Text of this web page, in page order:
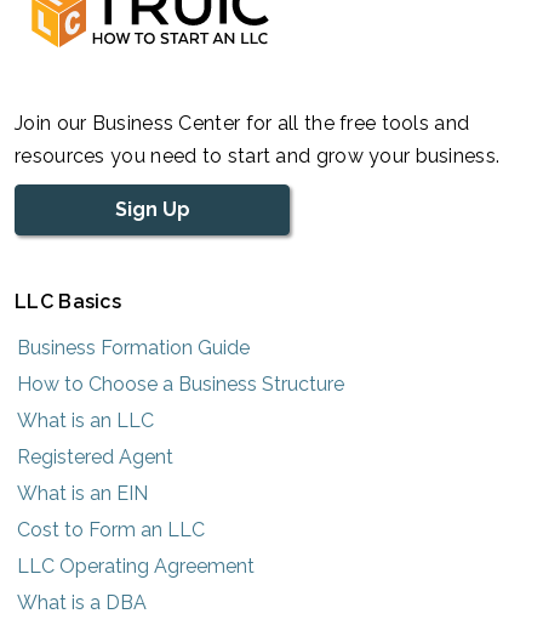
Join our Business Center for all the free tools and
resources you need to start and grow your business.
Sign Up
LLC Basics
Business Formation Guide
How to Choose a Business Structure
What is an LLC
Registered Agent
What is an EIN
Cost to Form an LLC
LLC Operating Agreement
What is a DBA